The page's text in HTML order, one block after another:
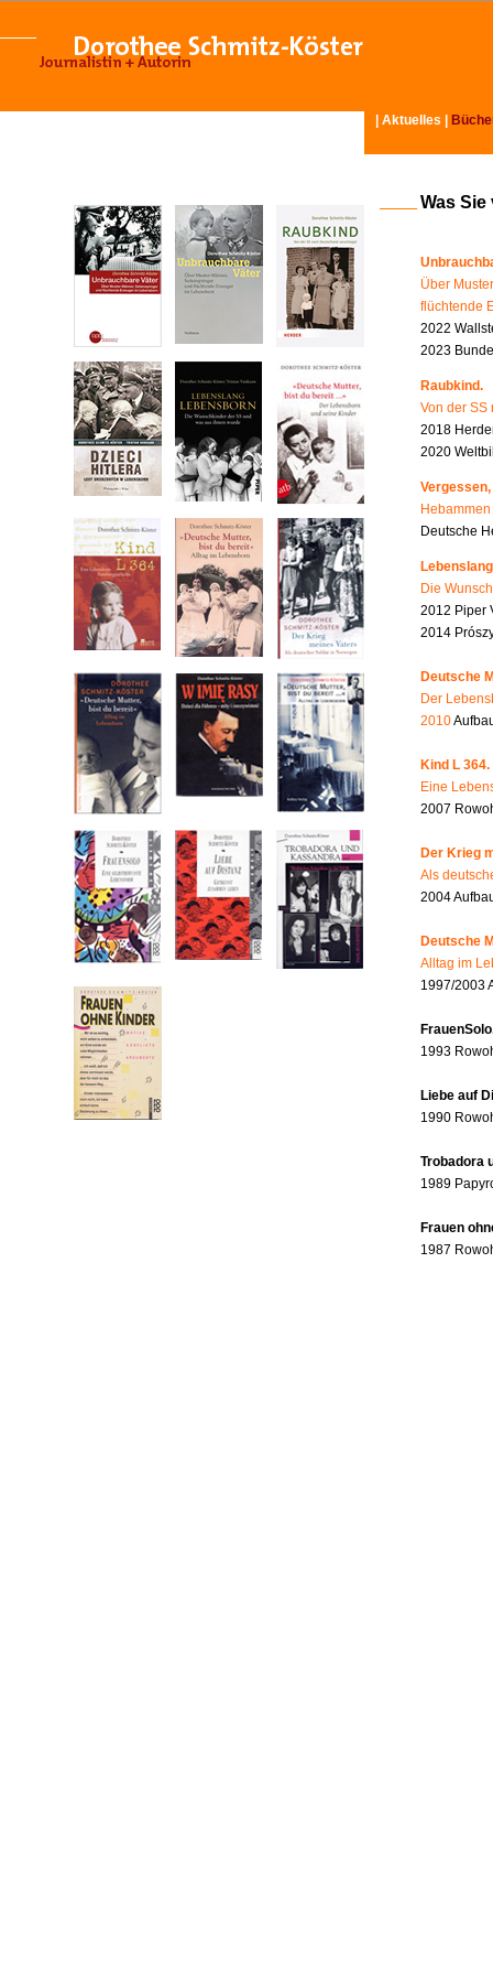
Aktuelles
Was
Über
flüchtende
2022
2023
Raubkind.
Von der SS
2018
2020
Deutsche
Die
2012 Piper
2014
Deutsche
Der
2010
Kind L 364.
Eine
2007
Der Krieg
Als
2004
Deutsche
Alltag im
1997/2003
1993
Liebe auf
1990
Trobadora
1989
Frauen
1987